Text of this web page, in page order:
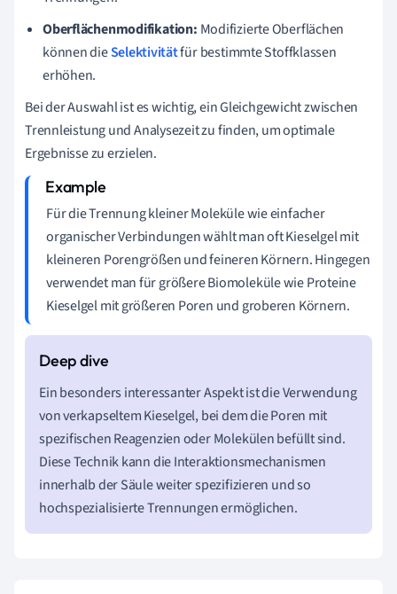
Oberflächenmodifikation: Modifizierte Oberflächen
können dieSelektivitätfür bestimmte Stoffklassen
erhöhen.
Bei der Auswahl ist es wichtig, ein Gleichgewicht zwischen
Trennleistung und Analysezeit zu finden, um optimale
Ergebnisse zu erzielen.
Für die Trennung kleiner Moleküle wie einfacher
organischer Verbindungen wählt man oft Kieselgel mit
kleineren Porengrößen und feineren Körnern. Hingegen
verwendet man für größere Biomoleküle wie Proteine
Kieselgel mit größeren Poren und groberen Körnern.
Ein besonders interessanter Aspekt ist die Verwendung
von verkapseltem Kieselgel, bei dem die Poren mit
spezifischen Reagenzien oder Molekülen befüllt sind.
Diese Technik kann die Interaktionsmechanismen
innerhalb der Säule weiter spezifizieren und so
hochspezialisierte Trennungen ermöglichen.